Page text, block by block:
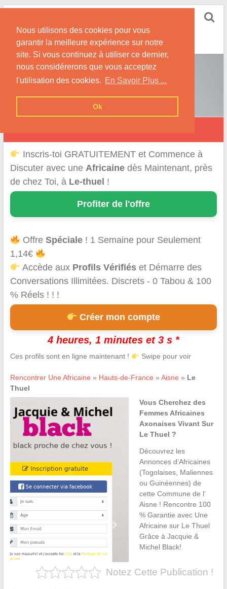
Nous utilisons des cookies pour vous
garantir la meilleure expérience sur notre
site. Si vous continuez à utiliser ce dernier,
nous considérerons que vous acceptez
l'utilisation des cookies. En Savoir Plus ...
Ok
Skip
content
Conseils et Infos pour la Rencontre d'une Belle
Africaine !
Inscris-toi GRATUITEMENT et Commence à
Discuter avec une Africainedès Maintenant, près
de chez Toi, à Le-thuel !
Profiter de l'offre
OffreSpéciale ! 1 Semaine pour Seulement
1,14€
Accède aux Profils Vérifiés et Démarre des
Conversations Illimitées. Discrets - 0 Tabou & 100
% Réels ! ! !
Créer mon compte
4 heures, 1 minutes et 3 s *
Ces profils sont en ligne maintenant ! Swipe pour voir
Rencontrer Une Africaine » Hauts-de-France » Aisne » Le
Thuel
Vous Cherchez des
Femmes Africaines
Axonaises Vivant Sur
Le Thuel ?
Découvrez les
Annonces d’Africaines
(Togolaises, Maliennes
ou Guinéennes) de
cette Commune de l’
Aisne ! Rencontre 100
% Garantie avec Une
Africaine sur Le Thuel
Grâce à Jacquie &
Michel Black!
Notez Cette Publication !